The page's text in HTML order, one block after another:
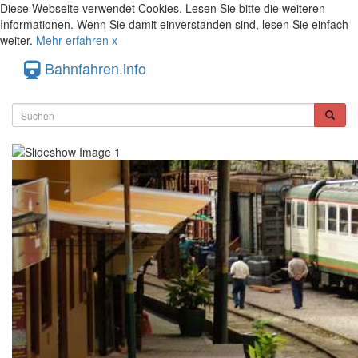
Diese Webseite verwendet Cookies. Lesen Sie bitte die weiteren
Informationen. Wenn Sie damit einverstanden sind, lesen Sie einfach
weiter. Mehr erfahren x
Bahnfahren.info